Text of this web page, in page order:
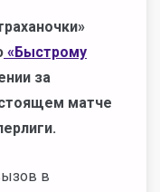
«Быстрому
за
матче
в